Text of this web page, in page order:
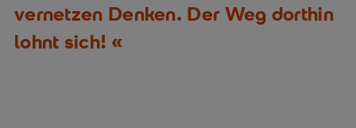
vernetzen Denken. Der Weg dorthin
lohnt sich!